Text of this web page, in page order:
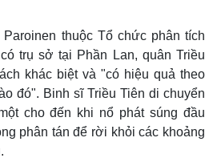
thuộc Tổ chức phân tích
trụ sở tại Phần Lan, quân Triều
khác biệt và "có hiệu quả theo
đó". Binh sĩ Triều Tiên di chuyển
cho đến khi nổ phát súng đầu
phân tán để rời khỏi các khoảng